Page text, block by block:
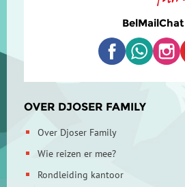
BelMailChat
OVER DJOSER FAMILY
Over Djoser Family
Wie reizen er mee?
Rondleiding kantoor